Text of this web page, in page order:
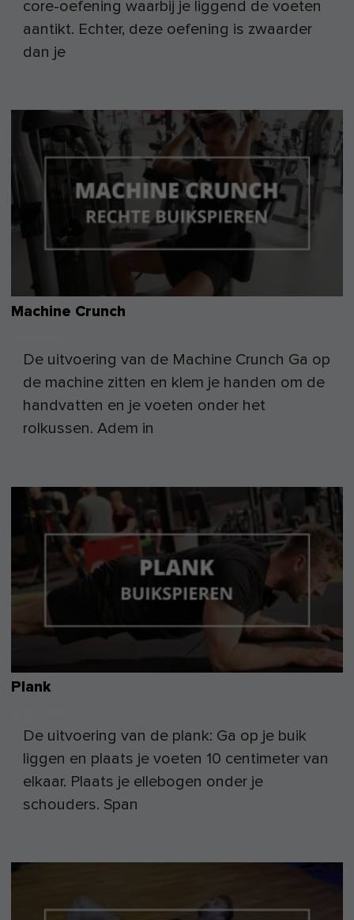
core-oefening waarbij je liggend de voeten
aantikt. Echter, deze oefening is zwaarder
dan je
Machine Crunch
De uitvoering van de Machine Crunch Ga op
de machine zitten en klem je handen om de
handvatten en je voeten onder het
rolkussen. Adem in
Plank
De uitvoering van de plank: Ga op je buik
liggen en plaats je voeten 10 centimeter van
elkaar. Plaats je ellebogen onder je
schouders. Span